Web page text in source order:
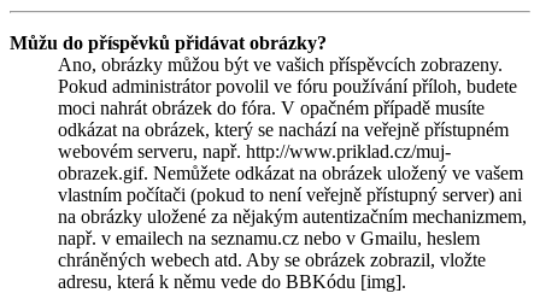
Můžu do příspěvků přidávat obrázky?
Ano, obrázky můžou být ve vašich příspěvcích zobrazeny.
Pokud administrátor povolil ve fóru používání příloh, budete
moci nahrát obrázek do fóra. V opačném případě musíte
odkázat na obrázek, který se nachází na veřejně přístupném
webovém serveru, např. http://www.priklad.cz/muj-
obrazek.gif. Nemůžete odkázat na obrázek uložený ve vašem
vlastním počítači (pokud to není veřejně přístupný server) ani
na obrázky uložené za nějakým autentizačním mechanizmem,
např. v emailech na seznamu.cz nebo v Gmailu, heslem
chráněných webech atd. Aby se obrázek zobrazil, vložte
adresu, která k němu vede do BBKódu [img].